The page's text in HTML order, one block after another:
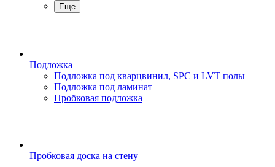
Еще
Подложка
Подложка под кварцвинил, SPC и LVT полы
Подложка под ламинат
Пробковая подложка
Пробковая доска на стену